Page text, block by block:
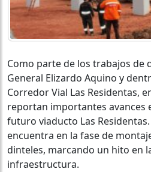
Como parte de los trabajos de
General Elizardo Aquino y
Corredor Vial Las Residentas,
reportan importantes avances
futuro viaducto Las
encuentra en la fase de
dinteles, marcando un hito en
infraestructura.